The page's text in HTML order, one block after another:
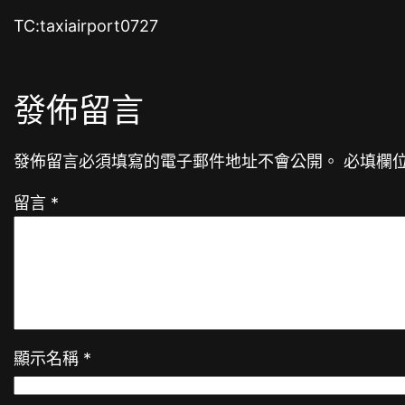
TC:taxiairport0727
發佈留言
發佈留言必須填寫的電子郵件地址不會公開。 必填欄
留言 *
顯示名稱 *